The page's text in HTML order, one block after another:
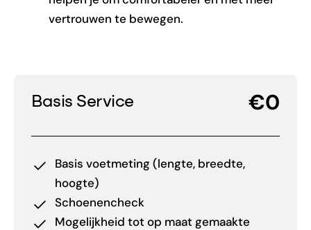
vertrouwen te bewegen.
Basis Service €0
Basis voetmeting (lengte, breedte,
hoogte)
Schoenencheck
Mogelijkheid tot op maat gemaakte